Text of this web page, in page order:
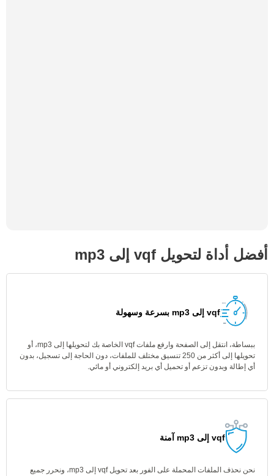
أفضل أداة لتحويل vqf إلى mp3
vqf إلى mp3 بسرعة وسهولة
ببساطة، انتقل إلى الصفحة وارفع ملفات vqf الخاصة بك لتحويلها إلى mp3، أو
تحويلها إلى أكثر من 250 تنسيق مختلف للملفات، دون الحاجة إلى تسجيل، بدون
أي إطالة وبدون تزعم أو تحميل أي بريد إلكتروني أو مائي.
vqf إلى mp3 آمنة
نحن نحذف الملفات المحملة على الفور بعد تحويل vqf إلى mp3، ونحرر جميع